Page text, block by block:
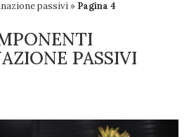
passivi » Pagina 4
PASSIVI